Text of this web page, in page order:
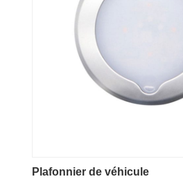
Plafonnier de véhicule